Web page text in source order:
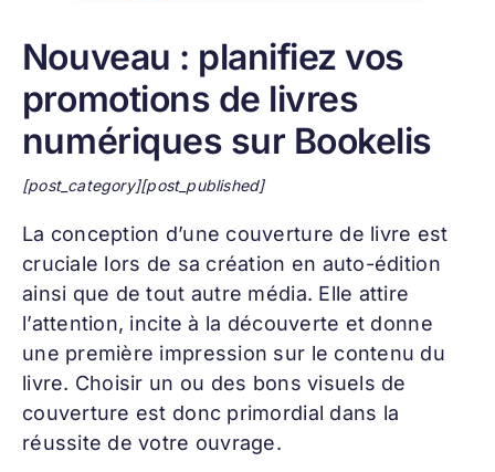
Nouveau : planifiez vos
promotions de livres
numériques sur Bookelis
[post_category][post_published]
La conception d’une couverture de livre est
cruciale lors de sa création en auto-édition
ainsi que de tout autre média. Elle attire
l’attention, incite à la découverte et donne
une première impression sur le contenu du
livre. Choisir un ou des bons visuels de
couverture est donc primordial dans la
réussite de votre ouvrage.